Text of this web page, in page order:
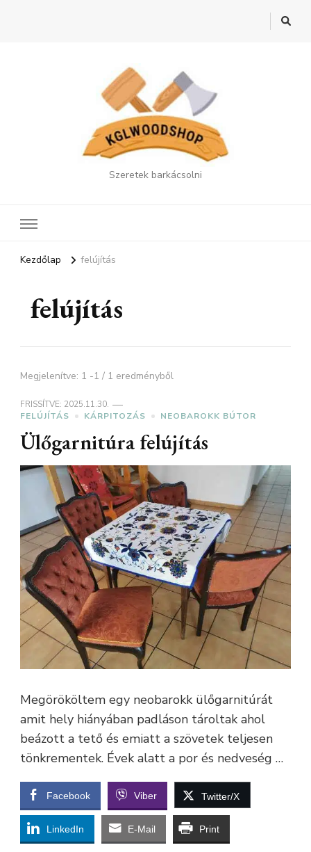
Szeretek barkácsolni
Kezdőlap felújítás
felújítás
Megjelenítve: 1 -1 / 1 eredményből
FRISSÍTVE: 2025.11.30.
FELÚJÍTÁS
KÁRPITOZÁS NEOBAROKK BÚTOR
Ülőgarnitúra felújítás
Megörököltem egy neobarokk ülőgarnitúrát
amit hely hiányában padláson tároltak ahol
beázott a tető és emiatt a szövetek teljesen
tönkrementek. Évek alatt a por és nedveség …
Facebook Viber Twitter/X
LinkedIn E-Mail Print